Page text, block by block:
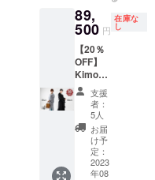
事が見
込まれ
ます ==
下記オ
プショ
ンを2着
分お選
び下さ
い== ・
サイ
ズ：XS
/ S / M /
L ＝＝
で、本
リター
ンが最
速のお
届けと
なりま
す ※本
リター
ン売り
切れた
後にリ
ターン
が追加
円 ・税
込み、
送料込
み価格
・カ
ラー：
ブルー
グレ
イ、ブ
ラック
・7月〜
8月発送
予定 ・
1stロッ
89,
500 円
在庫な
し
【20％
OFF】
Kimono
Gown 2
着セッ
ト (ブ
ルーグ
レイ&ブ
ラック)
・1着あ
たり定
支援
者：
5人
お届
け予
定：
2023
年08